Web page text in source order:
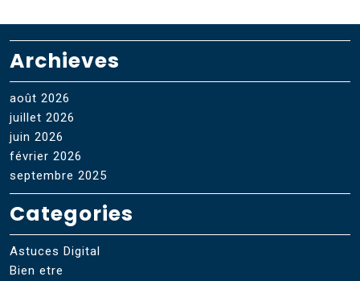
Archieves
août 2026
juillet 2026
juin 2026
février 2026
septembre 2025
Categories
Astuces Digital
Bien etre